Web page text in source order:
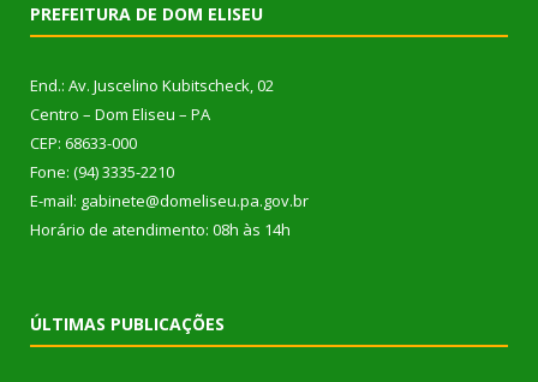
PREFEITURA DE DOM ELISEU
End.: Av. Juscelino Kubitscheck, 02
Centro – Dom Eliseu – PA
CEP: 68633-000
Fone: (94) 3335-2210
E-mail: gabinete@domeliseu.pa.gov.br
Horário de atendimento: 08h às 14h
ÚLTIMAS PUBLICAÇÕES